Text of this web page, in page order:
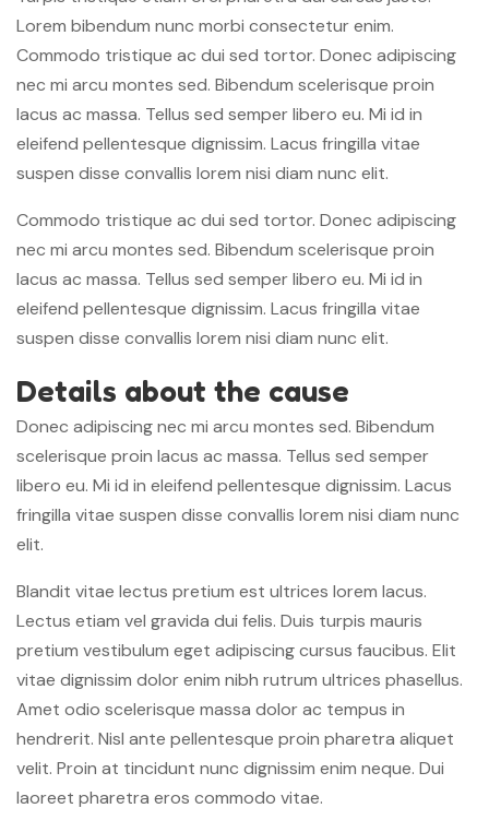
Lorem bibendum nunc morbi consectetur enim.
Commodo tristique ac dui sed tortor. Donec adipiscing
nec mi arcu montes sed. Bibendum scelerisque proin
lacus ac massa. Tellus sed semper libero eu. Mi id in
eleifend pellentesque dignissim. Lacus fringilla vitae
suspen disse convallis lorem nisi diam nunc elit.
Commodo tristique ac dui sed tortor. Donec adipiscing
nec mi arcu montes sed. Bibendum scelerisque proin
lacus ac massa. Tellus sed semper libero eu. Mi id in
eleifend pellentesque dignissim. Lacus fringilla vitae
suspen disse convallis lorem nisi diam nunc elit.
Details about the cause
Donec adipiscing nec mi arcu montes sed. Bibendum
scelerisque proin lacus ac massa. Tellus sed semper
libero eu. Mi id in eleifend pellentesque dignissim. Lacus
fringilla vitae suspen disse convallis lorem nisi diam nunc
elit.
Blandit vitae lectus pretium est ultrices lorem lacus.
Lectus etiam vel gravida dui felis. Duis turpis mauris
pretium vestibulum eget adipiscing cursus faucibus. Elit
vitae dignissim dolor enim nibh rutrum ultrices phasellus.
Amet odio scelerisque massa dolor ac tempus in
hendrerit. Nisl ante pellentesque proin pharetra aliquet
velit. Proin at tincidunt nunc dignissim enim neque. Dui
laoreet pharetra eros commodo vitae.